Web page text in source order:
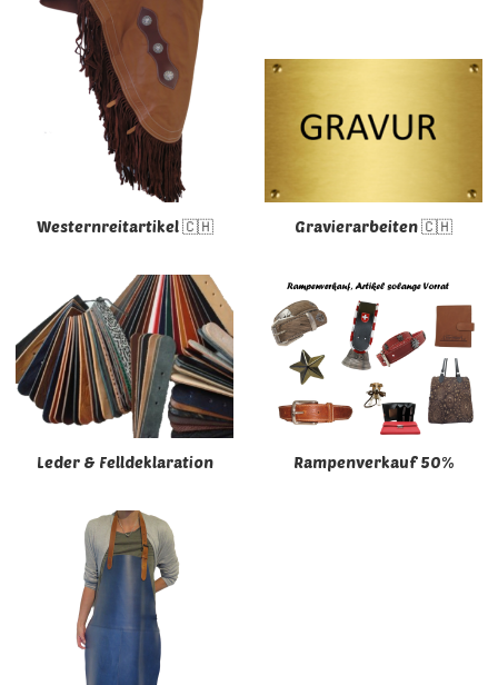
Westernreitartikel 🇨🇭 Gravierarbeiten 🇨🇭
Leder & Felldeklaration Rampenverkauf 50%